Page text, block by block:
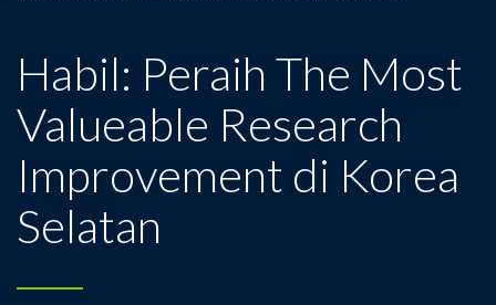
Habil: Peraih The Most
Valueable Research
Improvement di Korea
Selatan